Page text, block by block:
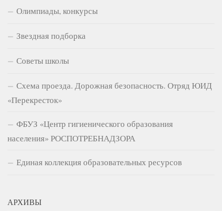
Олимпиады, конкурсы
Звездная подборка
Советы школы
Схема проезда. Дорожная безопасность. Отряд ЮИД
«Перекресток»
ФБУЗ «Центр гигиенического образования
населения» РОСПОТРЕБНАДЗОРА
Единая коллекция образовательных ресурсов
АРХИВЫ